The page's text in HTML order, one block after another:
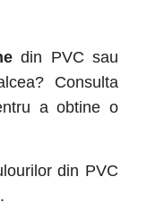
din PVC sau
? Consulta
a obtine o
din PVC